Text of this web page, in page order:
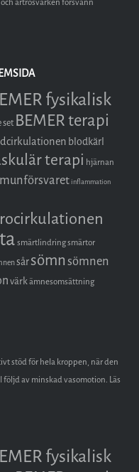
artrosvärken försvann
fysikalisk
set BEMER terapi
blodkärl
terapi hjärnan
inflammation
smärtlindringsmärtor
sårsömnsömnen
värkämnesomsättning
stöd för hela kroppen, när den
av minskad vasomotion. Läs
fysikalisk